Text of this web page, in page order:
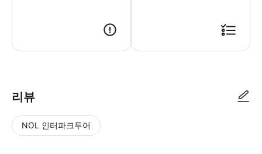
리뷰
NOL 인터파크투어